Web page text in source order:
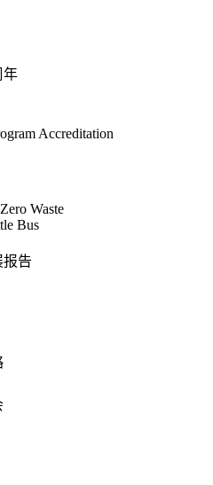
年
Accreditation
Waste
Bus
报告